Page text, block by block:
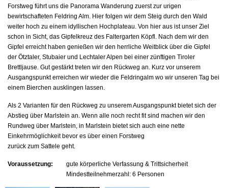
Forstweg führt uns die Panorama Wanderung zuerst zur urigen
bewirtschafteten Feldring Alm. Hier folgen wir dem Steig durch den Wald
weiter hoch zu einem idyllischen Hochplateau. Von hier aus ist unser Ziel
schon in Sicht, das Gipfelkreuz des Faltergarten Köpfl. Nach dem wir den
Gipfel erreicht haben genießen wir den herrliche Weitblick über die Gipfel
der Ötztaler, Stubaier und Lechtaler Alpen bei einer zünftigen Tiroler
Brettljause. Gut gestärkt treten wir den Rückweg an. Kurz vor unserem
Ausgangspunkt erreichen wir wieder die Feldringalm wo wir unseren Tag bei
einem Bierchen ausklingen lassen.
Als 2 Varianten für den Rückweg zu unserem Ausgangspunkt bietet sich der
Abstieg über Marlstein an. Wenn alle noch recht fit sind machen wir den
Rundweg über Marlstein, in Marlstein bietet sich auch eine nette
Einkehrmöglichkeit bevor es über einen Forstweg
zurück zum Sattele geht.
Voraussetzung:
gute körperliche Verfassung & Trittsicherheit
Mindestteilnehmerzahl: 6 Personen